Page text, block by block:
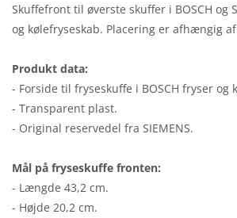
Skuffefront til øverste skuffer i BOSCH og
og kølefryseskab. Placering er afhængig
Produkt data:
- Forside til fryseskuffe i BOSCH fryser og
- Transparent plast.
- Original reservedel fra SIEMENS.
Mål på fryseskuffe fronten:
- Længde 43,2 cm.
- Højde 20,2 cm.